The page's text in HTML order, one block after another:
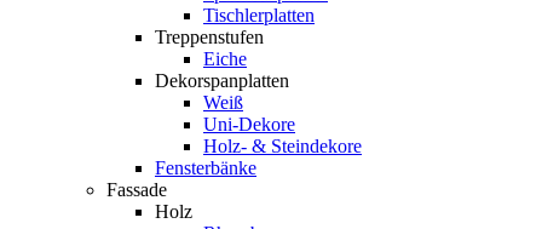
Tischlerplatten
Treppenstufen
Eiche
Dekorspanplatten
Weiß
Uni-Dekore
Holz- & Steindekore
Fensterbänke
Fassade
Holz